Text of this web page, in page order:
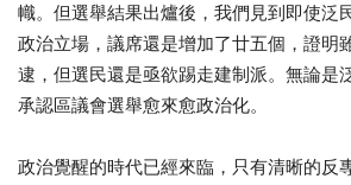
幟。但選舉結果出爐後，我們見到即使泛
政治立場，議席還是增加了廿五個，證明
逮，但選民還是亟欲踢走建制派。無論是
承認區議會選舉愈來愈政治化。
政治覺醒的時代已經來臨，只有清晰的反